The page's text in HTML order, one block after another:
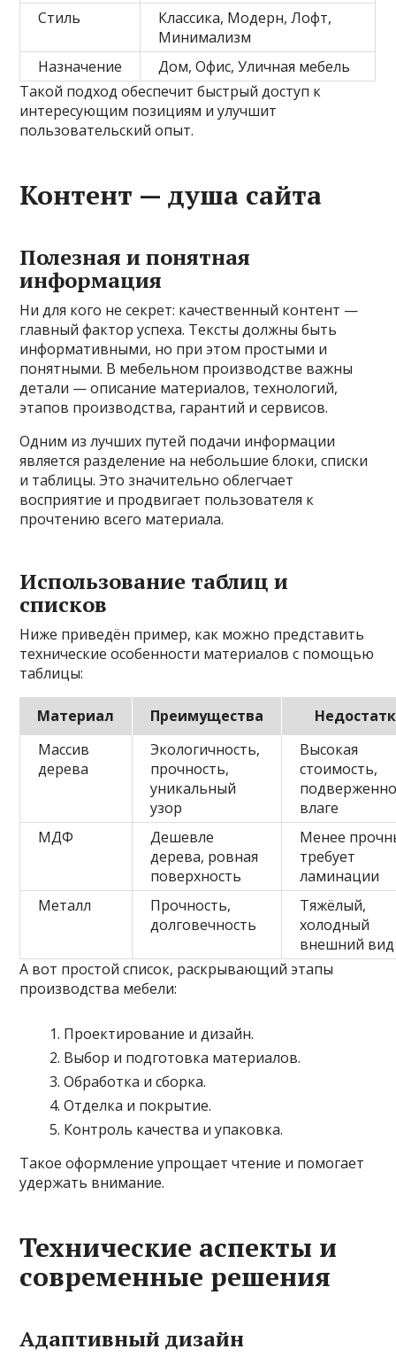
Стиль
Классика, Модерн, Лофт,
Минимализм
Назначение
Дом, Офис, Уличная мебель
Такой подход обеспечит быстрый доступ к
интересующим позициям и улучшит
пользовательский опыт.
Контент — душа сайта
Полезная и понятная
информация
Ни для кого не секрет: качественный контент —
главный фактор успеха. Тексты должны быть
информативными, но при этом простыми и
понятными. В мебельном производстве важны
детали — описание материалов, технологий,
этапов производства, гарантий и сервисов.
Одним из лучших путей подачи информации
является разделение на небольшие блоки, списки
и таблицы. Это значительно облегчает
восприятие и продвигает пользователя к
прочтению всего материала.
Использование таблиц и
списков
Ниже приведён пример, как можно представить
технические особенности материалов с помощью
таблицы:
Материал Преимущества
Массив
дерева
Экологичность,
прочность,
уникальный
узор
Высокая
стоимость,
влаге
МДФ
Дешевле
дерева, ровная
поверхность
Менее
требует
ламинации
Металл
Прочность,
долговечность
Тяжёлый,
холодный
внешний вид
А вот простой список, раскрывающий этапы
производства мебели:
Проектирование и дизайн.
Выбор и подготовка материалов.
Обработка и сборка.
Отделка и покрытие.
Контроль качества и упаковка.
Такое оформление упрощает чтение и помогает
удержать внимание.
Технические аспекты и
современные решения
Адаптивный дизайн